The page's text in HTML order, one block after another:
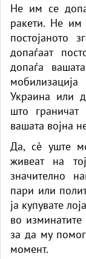
Не им се
ракети. Не им
постојаното
допаѓаат
допаѓа
Украина или
што
вашата војна
Да, сè уште
живеат на
значително
пари или
ја купувате
во
за да му
момент.